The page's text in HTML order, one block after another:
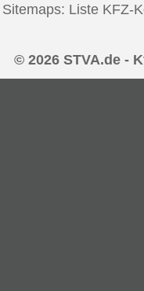
Sitemaps: Liste KFZ-
© 2026 STVA.de -